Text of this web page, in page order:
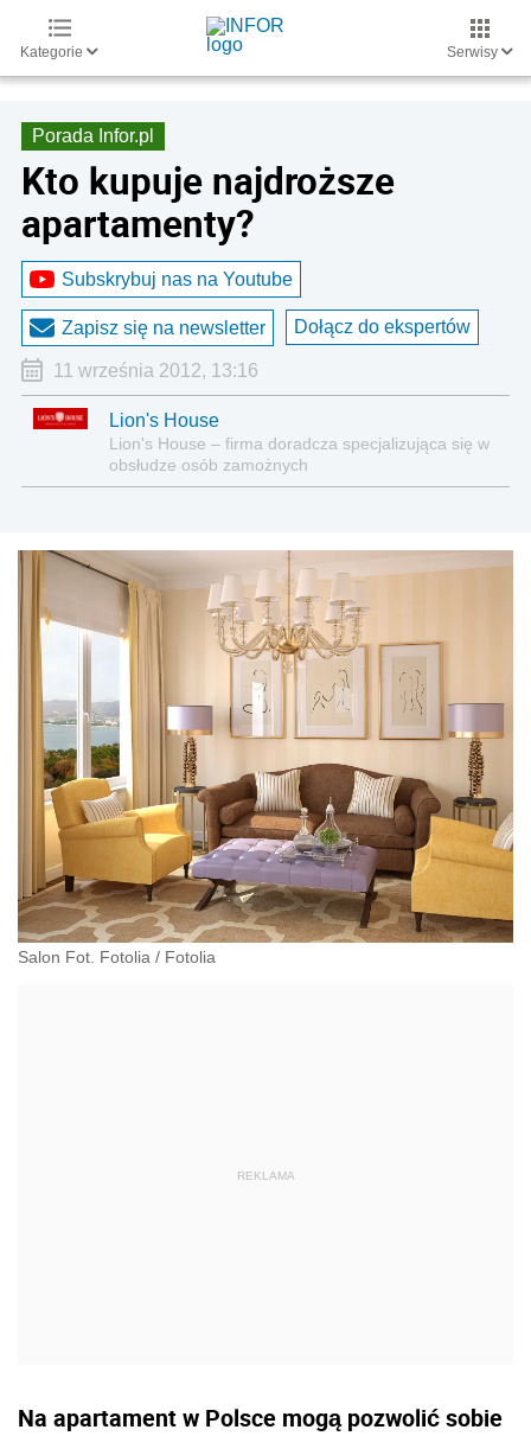
Kategorie Serwisy
Porada Infor.pl
Kto kupuje najdroższe
apartamenty?
Subskrybuj nas na Youtube
Zapisz się na newsletter Dołącz do ekspertów
11 września 2012, 13:16
Lion's House
Lion's House – firma doradcza specjalizująca się w
obsłudze osób zamożnych
Salon Fot. Fotolia / Fotolia
Na apartament w Polsce mogą pozwolić sobie